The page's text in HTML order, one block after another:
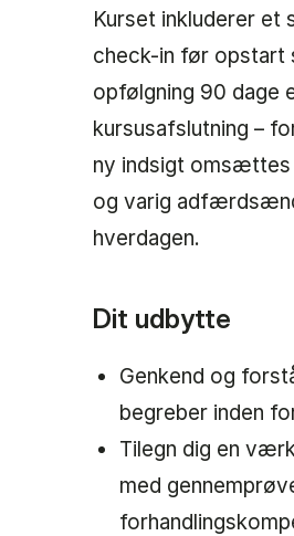
Kurset inkluderer et
check-in før opstart
opfølgning 90 dage
kursusafslutning –
ny indsigt
og varig
hverdagen.
Dit udbytte
Genkend og
begreber inden
Tilegn dig en
med